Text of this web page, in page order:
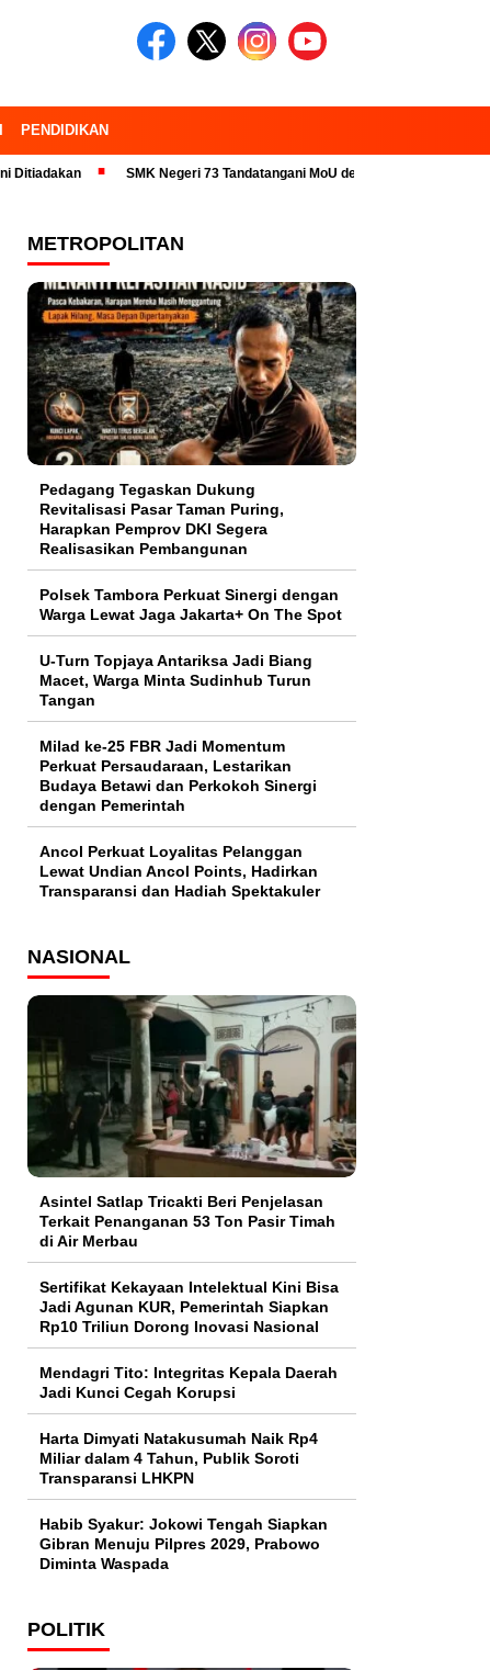
PENDIDIKAN
SMK Negeri 73 Tandatangani MoU dengan 23 Industri Pariwisata dan
METROPOLITAN
Pedagang Tegaskan Dukung
Revitalisasi Pasar Taman Puring,
Harapkan Pemprov DKI Segera
Realisasikan Pembangunan
Polsek Tambora Perkuat Sinergi dengan
Warga Lewat Jaga Jakarta+ On The Spot
U-Turn Topjaya Antariksa Jadi Biang
Macet, Warga Minta Sudinhub Turun
Tangan
Milad ke-25 FBR Jadi Momentum
Perkuat Persaudaraan, Lestarikan
Budaya Betawi dan Perkokoh Sinergi
dengan Pemerintah
Ancol Perkuat Loyalitas Pelanggan
Lewat Undian Ancol Points, Hadirkan
Transparansi dan Hadiah Spektakuler
NASIONAL
Asintel Satlap Tricakti Beri Penjelasan
Terkait Penanganan 53 Ton Pasir Timah
di Air Merbau
Sertifikat Kekayaan Intelektual Kini Bisa
Jadi Agunan KUR, Pemerintah Siapkan
Rp10 Triliun Dorong Inovasi Nasional
Mendagri Tito: Integritas Kepala Daerah
Jadi Kunci Cegah Korupsi
Harta Dimyati Natakusumah Naik Rp4
Miliar dalam 4 Tahun, Publik Soroti
Transparansi LHKPN
Habib Syakur: Jokowi Tengah Siapkan
Gibran Menuju Pilpres 2029, Prabowo
Diminta Waspada
POLITIK